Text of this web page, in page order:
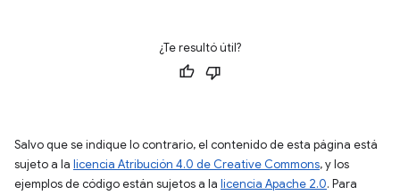
¿Te resultó útil?
Salvo que se indique lo contrario, el contenido de esta página está
sujeto a la licencia Atribución 4.0 de Creative Commons, y los
ejemplos de código están sujetos a la licencia Apache 2.0. Para